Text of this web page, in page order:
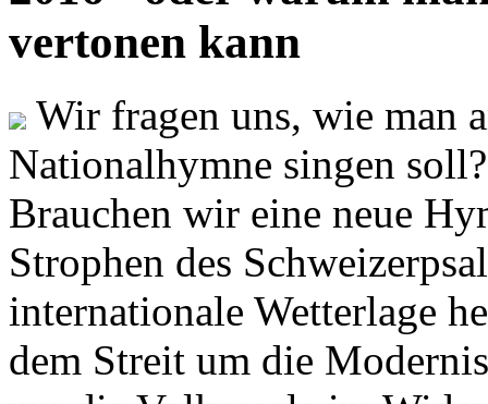
vertonen kann
Wir fragen uns, wie man
Nationalhymne singen
Brauchen wir eine neue
Strophen des
internationale Wetterlage
dem Streit um die